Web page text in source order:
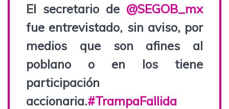
El secretario de @SEGOB_mx
fue entrevistado, sin aviso, por
medios que son afines al
poblano o en los tiene
participación
accionaria.#TrampaFallida